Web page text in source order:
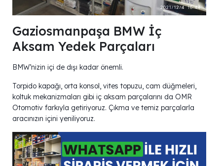
Gaziosmanpaşa BMW İç
Aksam Yedek Parçaları
BMW’nizin içi de dışı kadar önemli.
Torpido kapağı, orta konsol, vites topuzu, cam düğmeleri,
koltuk mekanizmaları gibi iç aksam parçalarını da OMR
Otomotiv farkıyla getiriyoruz. Çıkma ve temiz parçalarla
aracınızın içini yeniliyoruz.